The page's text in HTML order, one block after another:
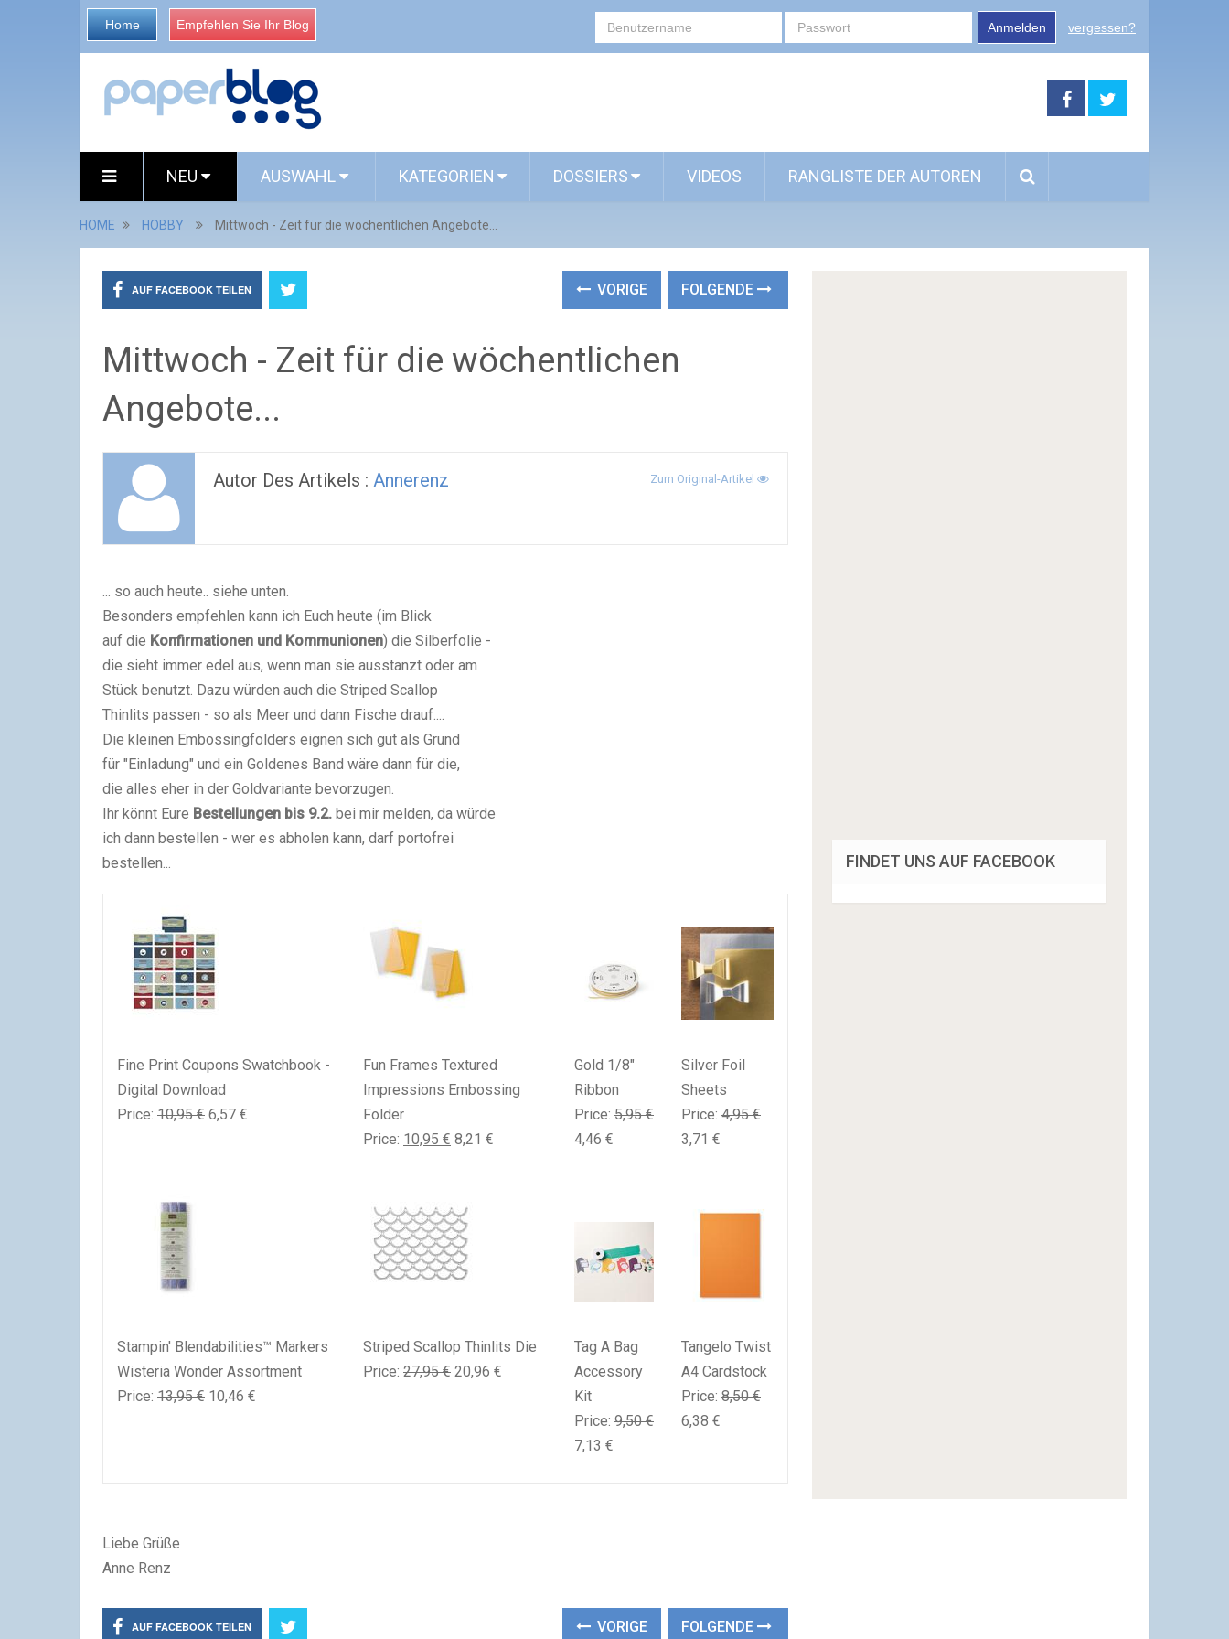
Home Empfehlen Sie Ihr Blog Anmelden vergessen?
NEU AUSWAHL KATEGORIEN DOSSIERS VIDEOS RANGLISTE DER AUTOREN
HOME HOBBY Mittwoch - Zeit für die wöchentlichen Angebote...
AUF FACEBOOK TEILEN VORIGE FOLGENDE
Mittwoch - Zeit für die wöchentlichen
Angebote...
Autor Des Artikels : Annerenz Zum Original-Artikel
... so auch heute.. siehe unten.
Besonders empfehlen kann ich Euch heute (im Blick
auf die Konfirmationen und Kommunionen) die Silberfolie -
die sieht immer edel aus, wenn man sie ausstanzt oder am
Stück benutzt. Dazu würden auch die Striped Scallop
Thinlits passen - so als Meer und dann Fische drauf....
Die kleinen Embossingfolders eignen sich gut als Grund
für "Einladung" und ein Goldenes Band wäre dann für die,
die alles eher in der Goldvariante bevorzugen.
Ihr könnt Eure Bestellungen bis 9.2. bei mir melden, da würde
ich dann bestellen - wer es abholen kann, darf portofrei
bestellen...
Fine Print Coupons Swatchbook -
Digital Download
Price: 10,95 € 6,57 €
Fun Frames Textured
Impressions Embossing
Folder
Price: 10,95 € 8,21 €
Gold 1/8"
Ribbon
Price: 5,95 €
4,46 €
Silver Foil
Sheets
Price: 4,95 €
3,71 €
Stampin' Blendabilities™ Markers
Wisteria Wonder Assortment
Price: 13,95 € 10,46 €
Striped Scallop Thinlits Die
Price: 27,95 € 20,96 €
Tag A Bag
Accessory
Kit
Price: 9,50 €
7,13 €
Tangelo Twist
A4 Cardstock
Price: 8,50 €
6,38 €
Liebe Grüße
Anne Renz
AUF FACEBOOK TEILEN VORIGE FOLGENDE
FINDET UNS AUF FACEBOOK